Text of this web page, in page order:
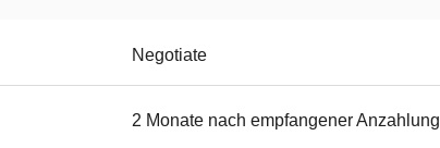
Negotiate
2 Monate nach empfangener Anzahlung